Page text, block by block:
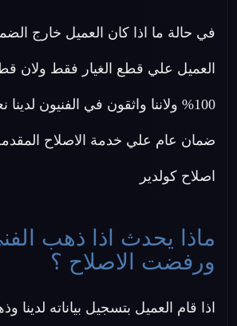
في حالة ما اذا كان العميل خارج
العميل علي قطع الغيار فقط ولان
100% ولاننا واثقون في الفنيون
ضمان عام علي خدمة الاصلاح
اصلاح كولدير
ماذا يحدث اذا ذهب
ورفضت الاصلاح ؟
اذا قام العميل بتسجيل بياناته لدينا